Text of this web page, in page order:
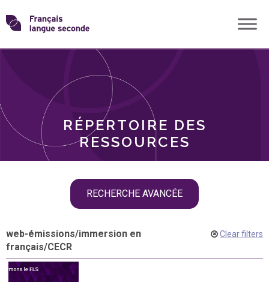
Skip
toTransformons
langue
RÉPERTOIRE DES
RESSOURCES
RECHERCHE AVANCÉE
THÈMES
web-émissions/immersion en
français/CECR
Clear filters